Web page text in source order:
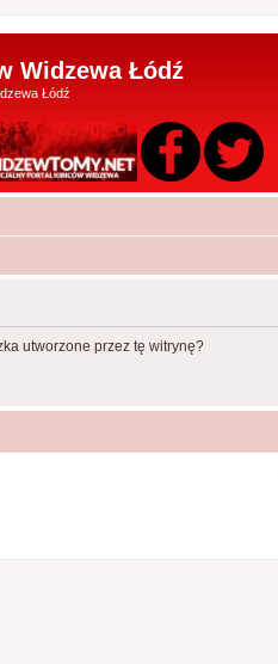
Widzewa Łódź
Łódź
utworzone przez tę witrynę?